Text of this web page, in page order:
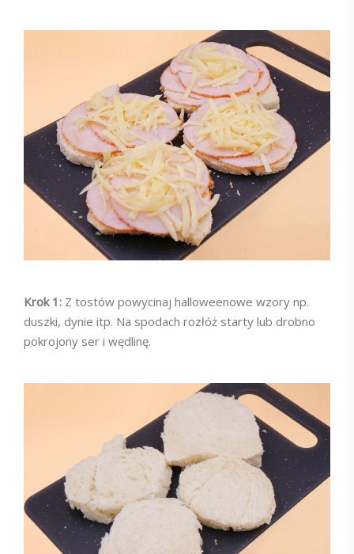
Krok 1: Z tostów powycinaj halloweenowe wzory np.
duszki, dynie itp. Na spodach rozłóż starty lub drobno
pokrojony ser i wędlinę.